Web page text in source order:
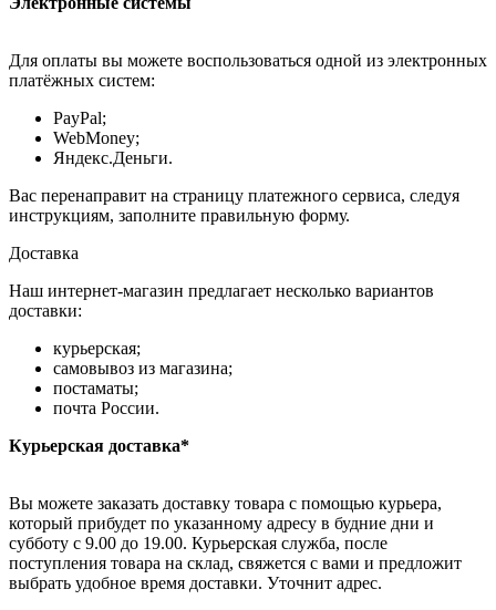
Для оплаты вы можете воспользоваться одной из электронных
платёжных систем:
PayPal;
WebMoney;
Яндекс.Деньги.
Вас перенаправит на страницу платежного сервиса, следуя
инструкциям, заполните правильную форму.
Доставка
Наш интернет-магазин предлагает несколько вариантов
доставки:
курьерская;
самовывоз из магазина;
постаматы;
почта России.
Курьерская доставка*
Вы можете заказать доставку товара с помощью курьера,
который прибудет по указанному адресу в будние дни и
субботу с 9.00 до 19.00. Курьерская служба, после
поступления товара на склад, свяжется с вами и предложит
выбрать удобное время доставки. Уточнит адрес.